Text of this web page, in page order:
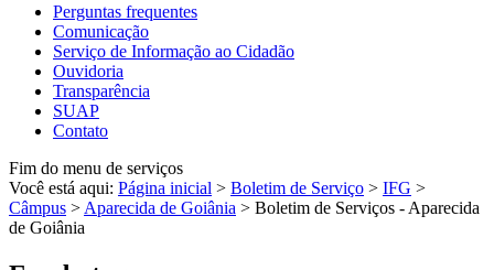
Perguntas frequentes
Comunicação
Serviço de Informação ao Cidadão
Ouvidoria
Transparência
SUAP
Contato
Fim do menu de serviços
Você está aqui: Página inicial > Boletim de Serviço > IFG >
Câmpus > Aparecida de Goiânia > Boletim de Serviços - Aparecida
de Goiânia